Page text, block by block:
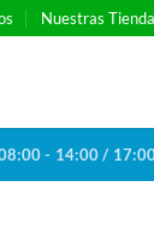
Nuestras
- 14:00 /